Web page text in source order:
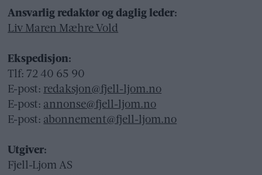
Ansvarlig redaktør og daglig leder:
Liv Maren Mæhre Vold
Ekspedisjon:
Tlf: 72 40 65 90
E-post: redaksjon@fjell-ljom.no
E-post: annonse@fjell-ljom.no
E-post: abonnement@fjell-ljom.no
Utgiver:
Fjell-Ljom AS